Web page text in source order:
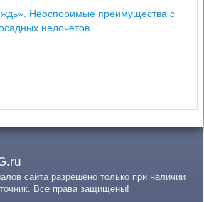
Неоспоримые преимущества с
недочетов.
сайта разрешено только при наличии
Все права защищены!